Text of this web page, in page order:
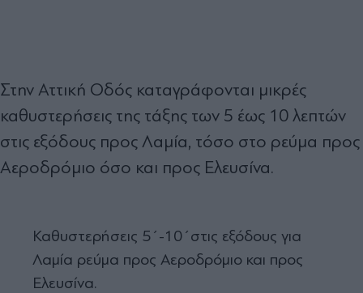
Στην Αττική Οδός καταγράφονται μικρές
καθυστερήσεις της τάξης των 5 έως 10 λεπτών
στις εξόδους προς Λαμία, τόσο στο ρεύμα προς
Αεροδρόμιο όσο και προς Ελευσίνα.
Καθυστερήσεις 5΄-10΄στις εξόδους για
Λαμία ρεύμα προς Αεροδρόμιο και προς
Ελευσίνα.